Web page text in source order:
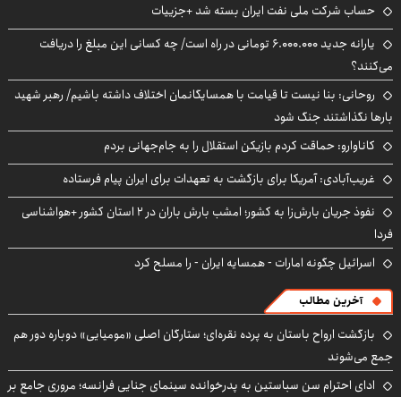
حساب‌ شرکت ملی نفت ایران بسته شد +جزییات
یارانه جدید ۶.۰۰۰.۰۰۰ تومانی در راه است/ چه کسانی این مبلغ را دریافت
می‌کنند؟
روحانی: بنا نیست تا قیامت با همسایگانمان اختلاف داشته باشیم/ رهبر شهید
بارها نگذاشتند جنگ شود
کاناوارو: حماقت کردم بازیکن استقلال را به جام‌جهانی بردم
غریب‌آبادی: آمریکا برای بازگشت به تعهدات برای ایران پیام فرستاده
نفوذ جریان بارش‌زا به کشور؛ امشب بارش باران در ۲ استان کشور +هواشناسی
فردا
اسرائیل چگونه امارات - همسایه ایران - را مسلح کرد
آخرین مطالب
بازگشت ارواح باستان به پرده نقره‌ای؛ ستارگان اصلی «مومیایی» دوباره دور هم
جمع می‌شوند
ادای احترام سن سباستین به پدرخوانده سینمای جنایی فرانسه؛ مروری جامع بر